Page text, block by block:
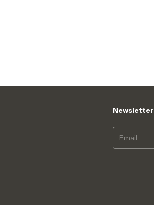
Newsletter